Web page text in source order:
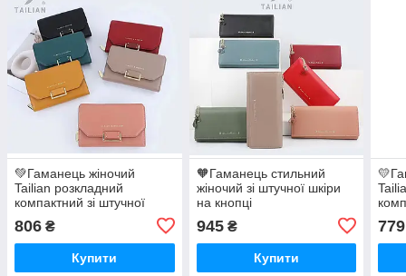
💚Гаманець жіночий
Tailian розкладний
компактний зі штучної
806 ₴
Купити
🧡Гаманець стильний
жіночий зі штучної шкіри
на кнопці
945₴
Купити
779